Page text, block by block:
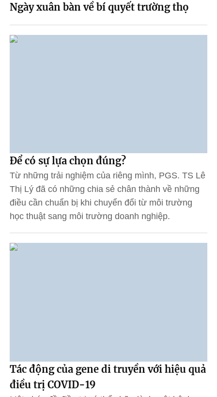
Ngày xuân bàn về bí quyết trường thọ
Để có sự lựa chọn đúng?
Từ những trải nghiệm của riêng mình, PGS. TS Lê
Thị Lý đã có những chia sẻ chân thành về những
điều cần chuẩn bị khi chuyển đổi từ môi trường
học thuật sang môi trường doanh nghiệp.
Tác động của gene di truyền với hiệu quả
điều trị COVID-19